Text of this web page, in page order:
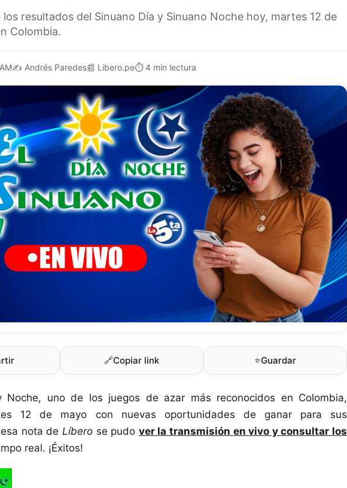
resultados del Sinuano Día y Sinuano Noche hoy, martes 12 de
Colombia.
✍️ Andrés Paredes📰 Libero.pe⏱️ 4 min lectura
🔗Copiar link ⭐Guardar
Noche, uno de los juegos de azar más reconocidos en Colombia,
12 de mayo con nuevas oportunidades de ganar para sus
nota de Líbero se pudo ver la transmisión en vivo y consultar los
real. ¡Éxitos!